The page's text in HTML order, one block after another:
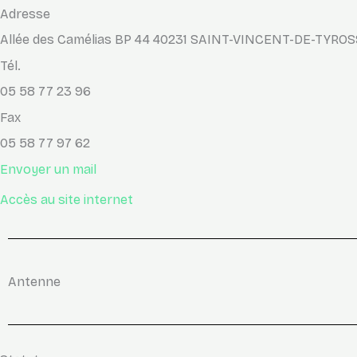
Adresse
Allée des Camélias BP 44 40231 SAINT-VINCENT-DE-
Tél.
05 58 77 23 96
Fax
05 58 77 97 62
Envoyer un mail
Accès au site internet
Antenne